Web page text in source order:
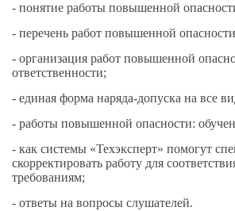
- понятие работы повышенной
- перечень работ повышенной опасности
- организация работ повышенной
ответственности;
- единая форма наряда-допуска на все
- работы повышенной опасности:
- как системы «Техэксперт» помогут
скорректировать работу для
требованиям;
- ответы на вопросы слушателей.